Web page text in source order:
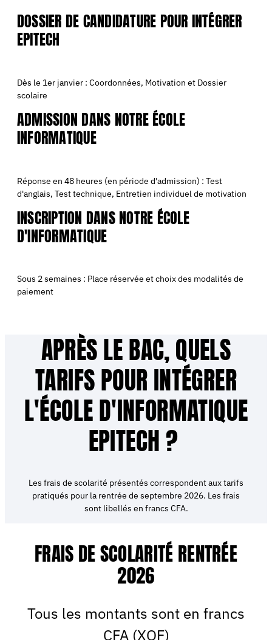
DOSSIER DE CANDIDATURE POUR INTÉGRER
EPITECH
Dès le 1er janvier : Coordonnées, Motivation et Dossier
scolaire
ADMISSION DANS NOTRE ÉCOLE
INFORMATIQUE
Réponse en 48 heures (en période d'admission) : Test
d'anglais, Test technique, Entretien individuel de motivation
INSCRIPTION DANS NOTRE ÉCOLE
D'INFORMATIQUE
Sous 2 semaines : Place réservée et choix des modalités de
paiement
APRÈS LE BAC, QUELS
TARIFS POUR INTÉGRER
L'ÉCOLE D'INFORMATIQUE
EPITECH ?
Les frais de scolarité présentés correspondent aux tarifs
pratiqués pour la rentrée de septembre 2026. Les frais
sont libellés en francs CFA.
FRAIS DE SCOLARITÉ RENTRÉE
2026
Tous les montants sont en francs
CFA (XOF)